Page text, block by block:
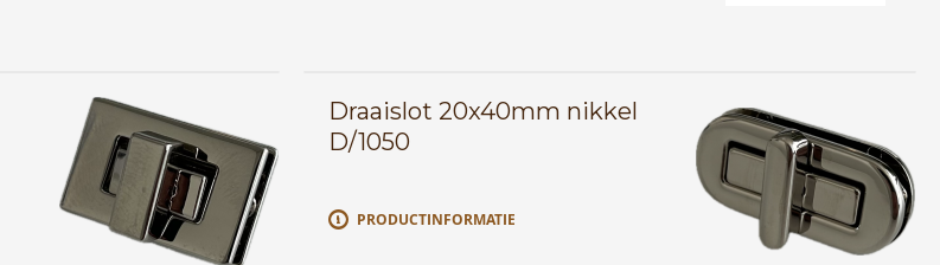
Draaislot 20x40mm nikkel
D/1050
PRODUCTINFORMATIE